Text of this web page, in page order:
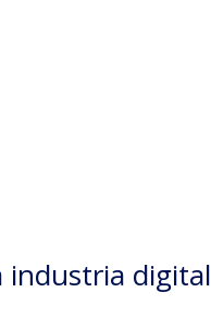
industria digital